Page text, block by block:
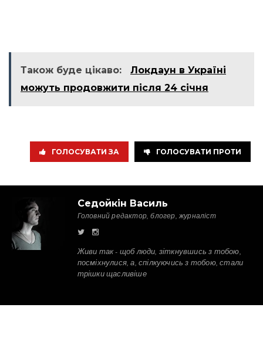
Також буде цікаво:
Локдаун в Україні
можуть продовжити після 24 січня
ГОЛОСУВАТИ ЗА ГОЛОСУВАТИ ПРОТИ
Седойкін Василь
Головний редактор, блогер, журналіст
Живи так - щоб люди, зіткнувшись з тобою,
посміхнулися, а, спілкуючись з тобою, стали
трішки щасливіше